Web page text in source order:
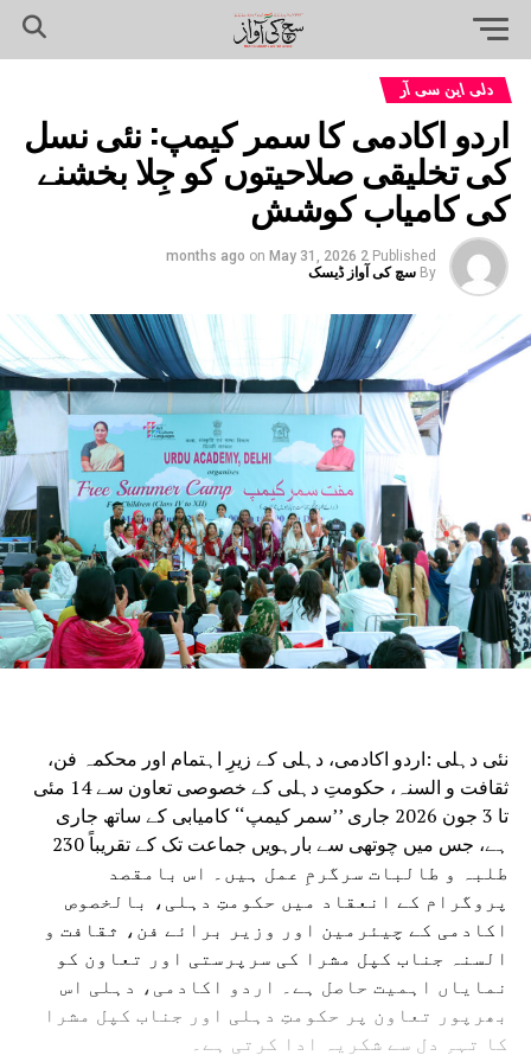
دلی این سی آر
اردو اکادمی کا سمر کیمپ: نئی نسل
کی تخلیقی صلاحیتوں کو جِلا بخشنے
کی کامیاب کوشش
Published
2 months ago
on May 31, 2026
By سچ کی آواز ڈیسک
نئی دہلی :اردو اکادمی، دہلی کے زیرِ اہتمام اور محکمہ فن،
ثقافت و السنہ، حکومتِ دہلی کے خصوصی تعاون سے 14 مئی
تا 3 جون 2026 جاری ’’سمر کیمپ‘‘ کامیابی کے ساتھ جاری
ہے، جس میں چوتھی سے بارہویں جماعت تک کے تقریباً 230
طلبہ و طالبات سرگرمِ عمل ہیں۔ اس بامقصد
پروگرام کے انعقاد میں حکومتِ دہلی، بالخصوص
اکادمی کے چیئرمین اور وزیر برائے فن، ثقافت و
السنہ جناب کپل مشرا کی سرپرستی اور تعاون کو
نمایاں اہمیت حاصل ہے۔ اردو اکادمی، دہلی اس
بھرپور تعاون پر حکومتِ دہلی اور جناب کپل مشرا
کا تہہِ دل سے شکریہ ادا کرتی ہے۔